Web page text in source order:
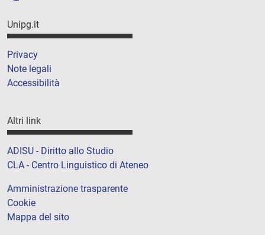
Unipg.it
Privacy
Note legali
Accessibilità
Altri link
ADISU - Diritto allo Studio
CLA - Centro Linguistico di Ateneo
Amministrazione trasparente
Cookie
Mappa del sito